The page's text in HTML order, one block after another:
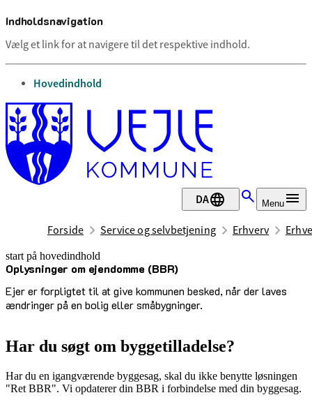
Indholdsnavigation
Vælg et link for at navigere til det respektive indhold.
gå til
Hovedindhold
DA Menu
Forside Service og selvbetjening Erhverv
start på hovedindhold
Oplysninger om ejendomme (BBR)
Ejer er forpligtet til at give kommunen besked, når der laves
ændringer på en bolig eller småbygninger.
senest opdateret 2. maj 2025
Har du søgt om byggetilladelse?
Har du en igangværende byggesag, skal du ikke benytte løsningen
"Ret BBR". Vi opdaterer din BBR i forbindelse med din byggesag.